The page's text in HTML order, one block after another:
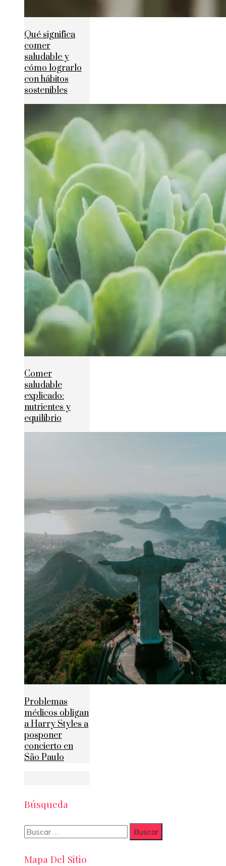
Qué significa
comer
saludable y
cómo lograrlo
con hábitos
sostenibles
Comer
saludable
explicado:
nutrientes y
equilibrio
Problemas
médicos obligan
a Harry Styles a
posponer
concierto en
São Paulo
Búsqueda
Buscar:
Mapa Del Sitio